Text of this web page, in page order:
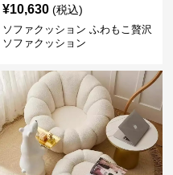
¥10,630 (税込)
ソファクッション ふわもこ贅沢
ソファクッション